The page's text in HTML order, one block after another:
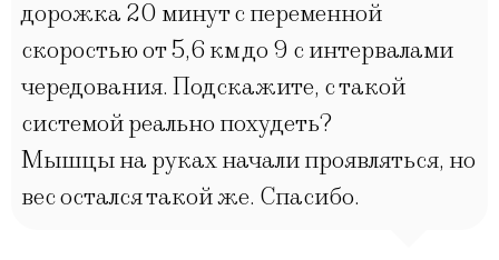
дорожка 20 минут с переменной
скоростью от 5,6 км до 9 с интервалами
чередования. Подскажите, с такой
системой реально похудеть?
Мышцы на руках начали проявляться, но
вес остался такой же. Спасибо.